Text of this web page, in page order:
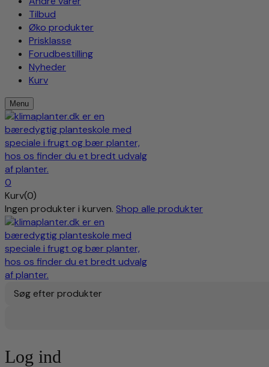
Tilbud
Øko produkter
Prisklasse
Forudbestilling
Nyheder
Kurv
Menu
0
Kurv(0)
Ingen produkter i kurven. Shop alle produkter
Søg efter produkter
Log ind